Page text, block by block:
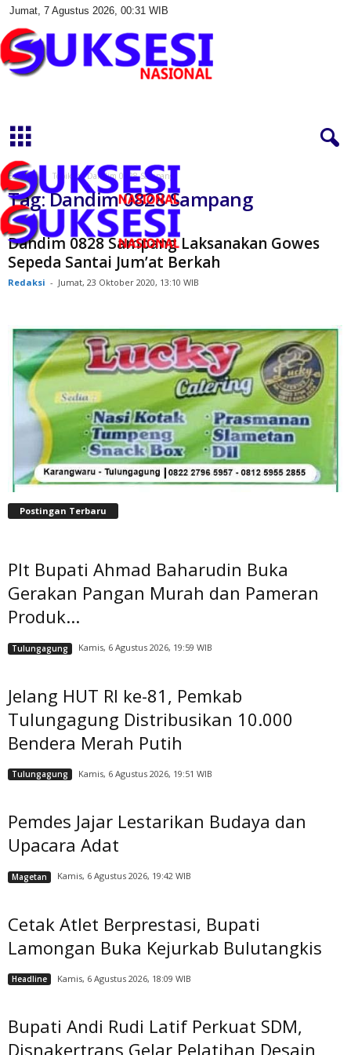
Jumat, 7 Agustus 2026, 00:31 WIB
s
i
a
s
Beranda Topik Dandim 0828 Sampang
Tag: Dandim 0828 Sampang
Dandim 0828 Sampang Laksanakan Gowes
Sepeda Santai Jum’at Berkah
Redaksi - Jumat, 23 Oktober 2020, 13:10 WIB
Postingan Terbaru
Plt Bupati Ahmad Baharudin Buka
Gerakan Pangan Murah dan Pameran
Produk...
Tulungagung Kamis, 6 Agustus 2026, 19:59 WIB
Jelang HUT RI ke-81, Pemkab
Tulungagung Distribusikan 10.000
Bendera Merah Putih
Tulungagung Kamis, 6 Agustus 2026, 19:51 WIB
Pemdes Jajar Lestarikan Budaya dan
Upacara Adat
Magetan Kamis, 6 Agustus 2026, 19:42 WIB
Cetak Atlet Berprestasi, Bupati
Lamongan Buka Kejurkab Bulutangkis
Headline Kamis, 6 Agustus 2026, 18:09 WIB
Bupati Andi Rudi Latif Perkuat SDM,
Disnakertrans Gelar Pelatihan Desain